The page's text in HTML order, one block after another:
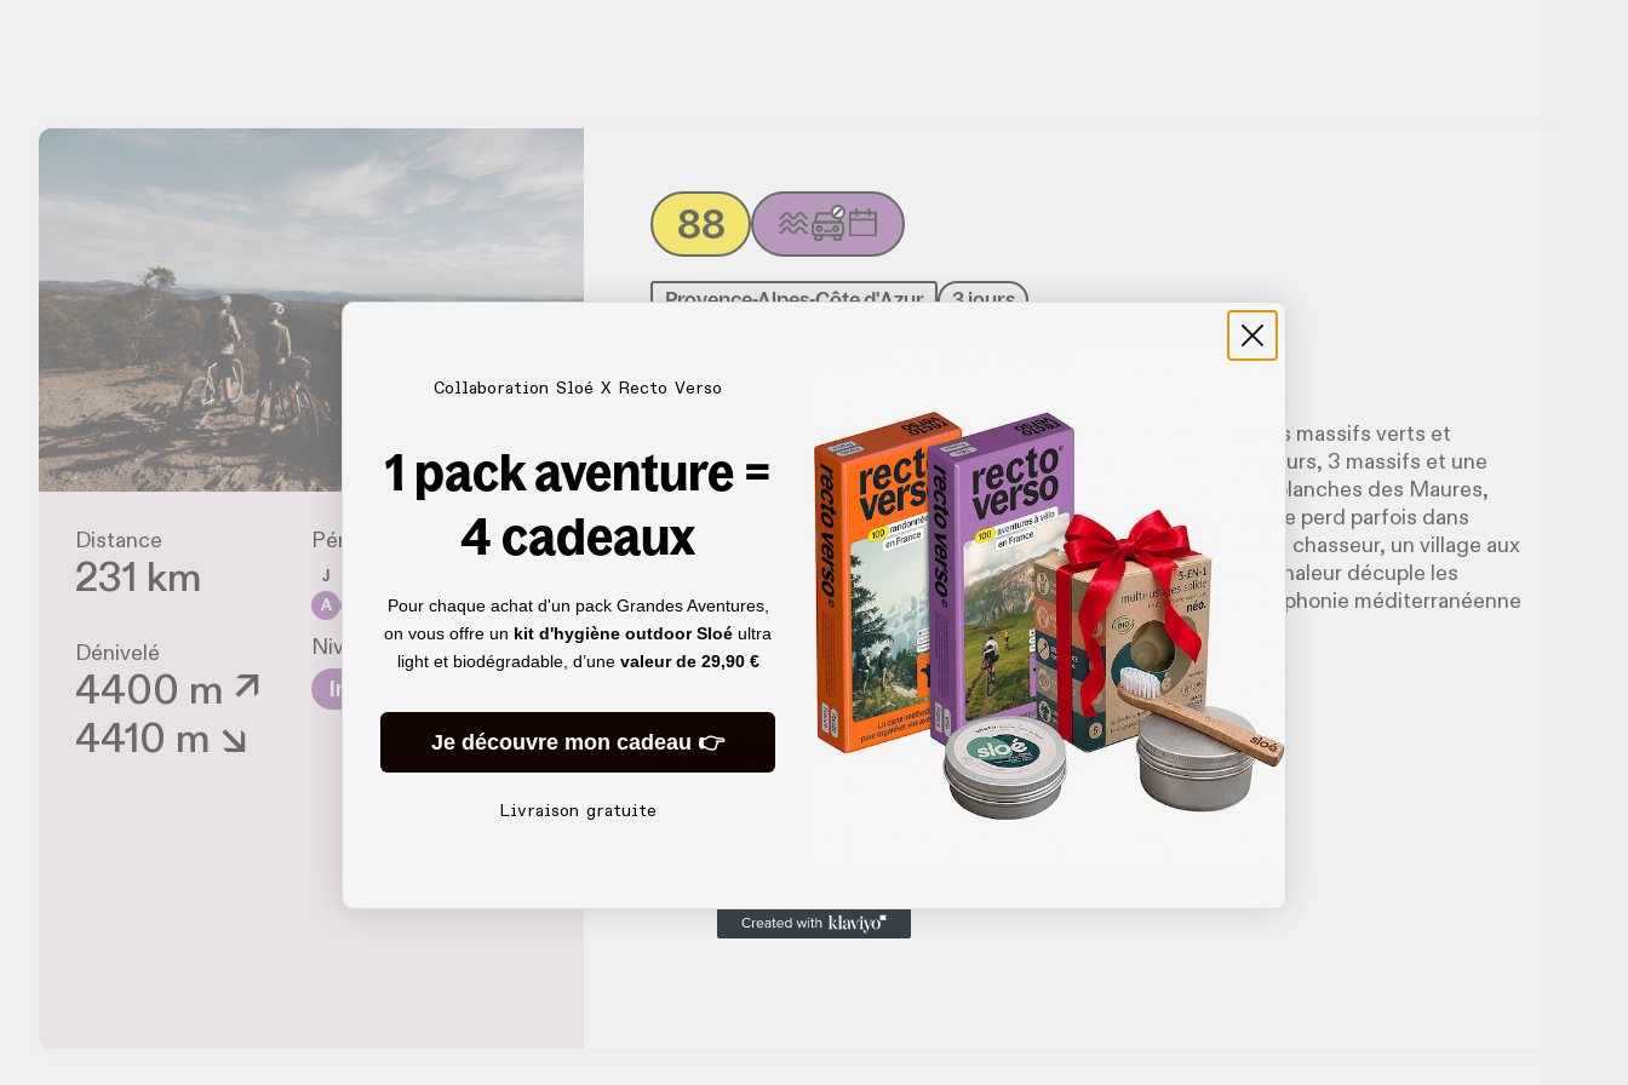
Distance
231 km
Dénivelé
4400 m ↗
4410 m ↘
Période
J
A
O N
D
Niveau
Intermédiaire +
88
Provence-Alpes-Côte d'Azur 3 jours
Côté pile, des plages blindées et des restos blings. Côté face, des massifs verts et
sauvages qui sont le paradis du gravel ! Au programme de ces 4 jours, 3 massifs et une
sacrée brochette : forêts de chênes de la Sainte-Baume, roches blanches des Maures,
collines ocres de l’Esterel, avant de retrouver le bord de mer. On se perd parfois dans
l’entremêlement des pistes qui mènent tantôt vers une cabane de chasseur, un village aux
toits orange, un désert de cailloux ou un sanctuaire perdu. Ici, la chaleur décuple les
odeurs et accompagne follement le concert des cigales. Une symphonie méditerranéenne
qui n’attend que vous, maestros.
Tracé itinéraire
Collaboration Sloé X Recto Verso
1 pack aventure =
4 cadeaux
Pour chaque achat d'un pack Grandes Aventures,
on vous offre un kit d'hygiène outdoor Sloé ultra
light et biodégradable, d’une valeur de 29,90 €
Je découvre mon cadeau 👉
Livraison gratuite